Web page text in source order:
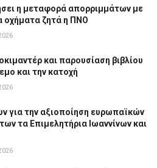
η μεταφορά απορριμμάτων με
οχήματα ζητά η ΠΝΟ
και παρουσίαση βιβλίου
και την κατοχή
για την αξιοποίηση ευρωπαϊκών
τα Επιμελητήρια Ιωαννίνων και